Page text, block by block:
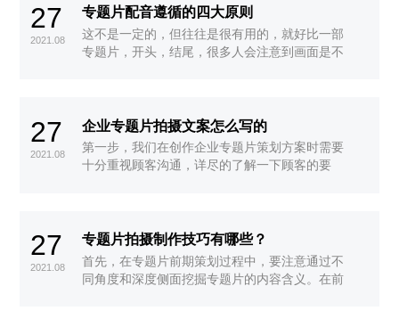
27
2021.08
专题片配音遵循的四大原则
这不是一定的，但往往是很有用的，就好比一部
专题片，开头，结尾，很多人会注意到画面是不
27
2021.08
企业专题片拍摄文案怎么写的
第一步，我们在创作企业专题片策划方案时需要
十分重视顾客沟通，详尽的了解一下顾客的要
27
2021.08
专题片拍摄制作技巧有哪些？
首先，在专题片前期策划过程中，要注意通过不
同角度和深度侧面挖掘专题片的内容含义。在前